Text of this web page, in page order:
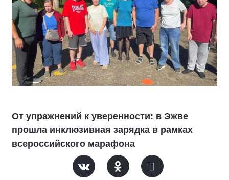
От упражнений к уверенности: в Эжве
прошла инклюзивная зарядка в рамках
всероссийского марафона